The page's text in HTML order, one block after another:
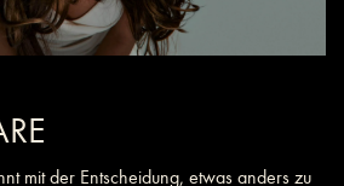
mit der Entscheidung, etwas anders zu